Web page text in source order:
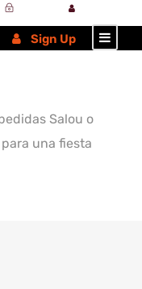
Sign Up
Salou o
una fiesta